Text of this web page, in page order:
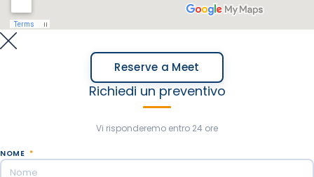
Reserve a Meet
Richiedi un preventivo
Vi risponderemo entro 24 ore
NOME *